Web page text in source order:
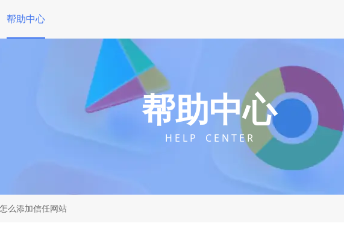
帮助中心
帮助中心
H E L P C E N T E R
么添加信任网站